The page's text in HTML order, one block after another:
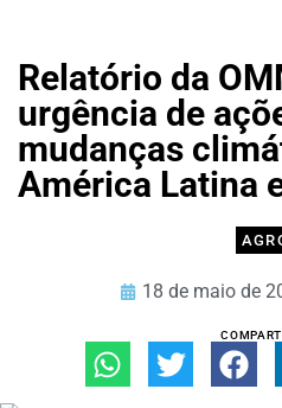
Relatório da
urgência de
mudanças
América Latina
18 de maio de